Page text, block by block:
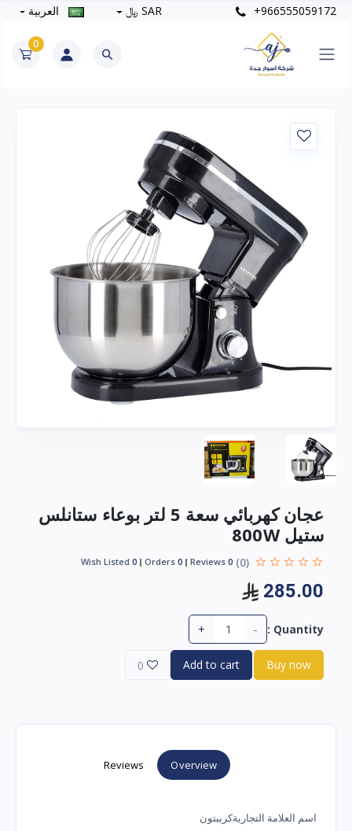
+966555059172 SAR ﷼ العربية
0
عجان كهربائي سعة 5 لتر بوعاء ستانلس
ستيل 800W
(0)
0
0
0
285.00
Quantity :
-
+
Buy now
Add to cart
0
Overview
Reviews
اسم العلامة التجارية‎كريبتون